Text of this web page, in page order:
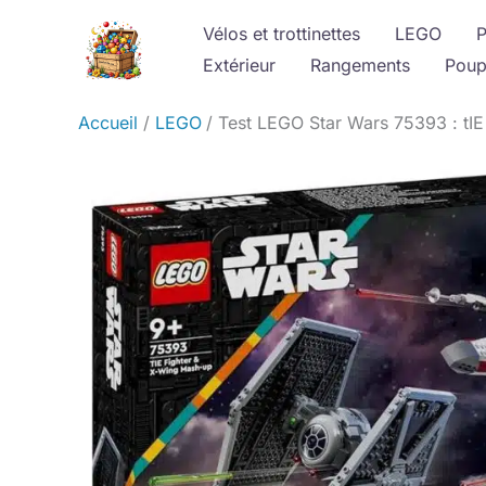
Vélos et trottinettes LEGO
Extérieur
Rangements
Accueil LEGO Test LEGO Star Wars 75393 :